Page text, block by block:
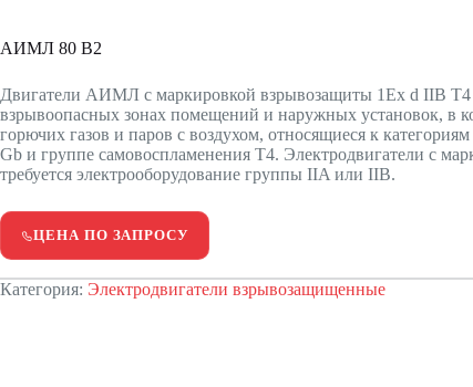
АИМЛ 80 В2
Двигатели АИМЛ с маркировкой взрывозащиты 1Ex d IIВ
взрывоопасных зонах помещений и наружных установок, в
горючих газов и паров с воздухом, относящиеся к
Gb и группе самовоспламенения Т4. Электродвигатели с
требуется электрооборудование группы IIA или IIB.
ЦЕНА ПО ЗАПРОСУ
Категория: Электродвигатели взрывозащищенные